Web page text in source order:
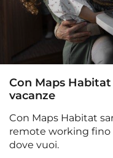
Con Maps
vacanze
Con Maps Habitat
remote working fino
dove vuoi.